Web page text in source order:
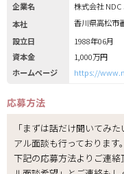
企業名
株式会社 NDC
本社
香川県高松市
設立日
1988年06月
資本金
1,000万円
ホームページ
https://
応募方法
「まずは話だけ聞いてみ
アル面談も行っております。
下記の応募方法よりご連